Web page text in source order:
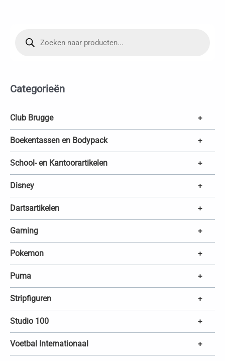
n
z
k
e
n
Categorieën
Club Brugge +
Boekentassen en Bodypack +
School- en Kantoorartikelen +
Disney +
Dartsartikelen +
Gaming +
Pokemon +
Puma +
Stripfiguren +
Studio 100 +
Voetbal Internationaal +